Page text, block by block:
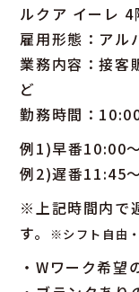
ルクア イーレ 4
雇用形態：アル
業務内容：接客
ど
勤務時間：
例1)早番10:00
例2)遅番11:45
※上記時間内で
す。
※シフト自由
・Wワーク希望